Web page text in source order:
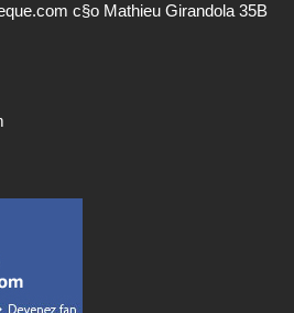
c§o Mathieu Girandola 35B